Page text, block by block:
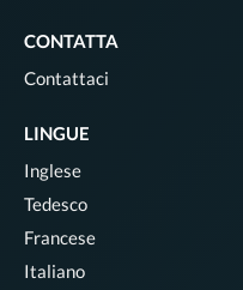
CONTATTA
Contattaci
LINGUE
Inglese
Tedesco
Francese
Italiano